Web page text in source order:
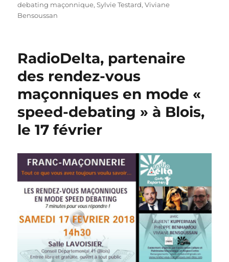
debating maçonnique,Sylvie Testard,Viviane
Bensoussan
RadioDelta, partenaire
des rendez-vous
maçonniques en mode «
speed-debating » à Blois,
le 17 février